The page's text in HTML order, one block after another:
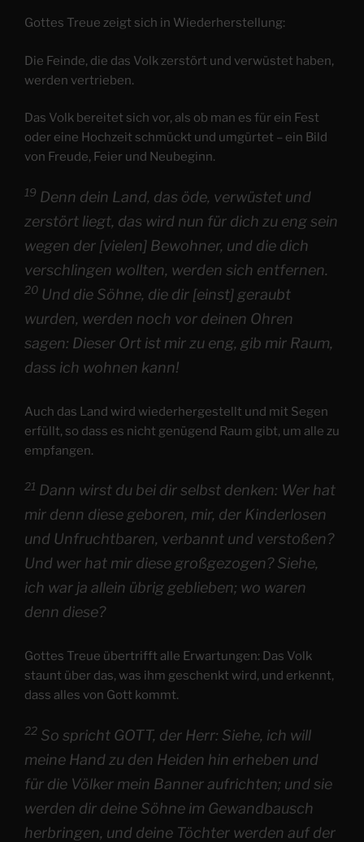
Gottes Treue zeigt sich in Wiederherstellung:
Die Feinde, die das Volk zerstört und verwüstet haben,
werden vertrieben.
Das Volk bereitet sich vor, als ob man es für ein Fest
oder eine Hochzeit schmückt und umgürtet – ein Bild
von Freude, Feier und Neubeginn.
19 Denn dein Land, das öde, verwüstet und
zerstört liegt, das wird nun für dich zu eng sein
wegen der [vielen] Bewohner, und die dich
verschlingen wollten, werden sich entfernen.
20 Und die Söhne, die dir [einst] geraubt
wurden, werden noch vor deinen Ohren
sagen: Dieser Ort ist mir zu eng, gib mir Raum,
dass ich wohnen kann!
Auch das Land wird wiederhergestellt und mit Segen
erfüllt, so dass es nicht genügend Raum gibt, um alle zu
empfangen.
21 Dann wirst du bei dir selbst denken: Wer hat
mir denn diese geboren, mir, der Kinderlosen
und Unfruchtbaren, verbannt und verstoßen?
Und wer hat mir diese großgezogen? Siehe,
ich war ja allein übrig geblieben; wo waren
denn diese?
Gottes Treue übertrifft alle Erwartungen: Das Volk
staunt über das, was ihm geschenkt wird, und erkennt,
dass alles von Gott kommt.
22 So spricht GOTT, der Herr: Siehe, ich will
meine Hand zu den Heiden hin erheben und
für die Völker mein Banner aufrichten; und sie
werden dir deine Söhne im Gewandbausch
herbringen, und deine Töchter werden auf der